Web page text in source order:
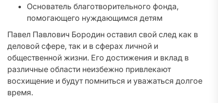
Основатель благотворительного фонда,
помогающего нуждающимся детям
Павел Павлович Бородин оставил свой след как в
деловой сфере, так и в сферах личной и
общественной жизни. Его достижения и вклад в
различные области неизбежно привлекают
восхищение и будут помниться и уважаться долгое
время.